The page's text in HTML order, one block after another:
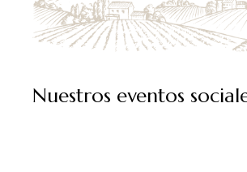
Nuestros eventos